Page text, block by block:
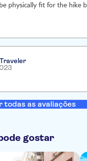
physically fit for the hike
todas as avaliações
gostar